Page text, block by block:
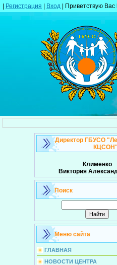
Регистрация Вход Приветствую Вас
Директор ГБУСО
КЦСОН"
Клименко
Виктория
Поиск
Меню сайта
ГЛАВНАЯ
НОВОСТИ ЦЕНТРА